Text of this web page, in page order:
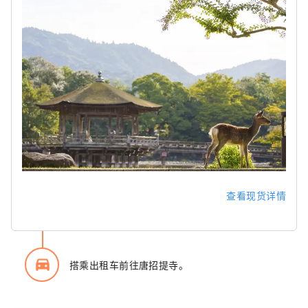
查看现货详情
directions_car_filled 搭乘出租车前往唐招提寺。